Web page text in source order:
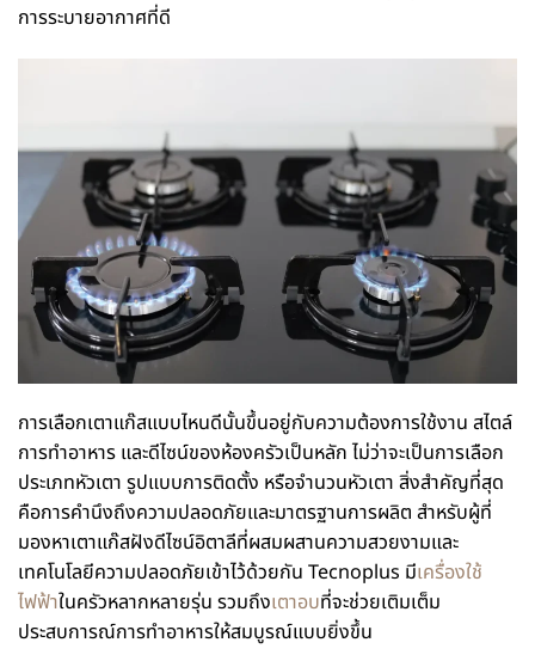
การระบายอากาศที่ดี
การเลือกเตาแก๊สแบบไหนดีนั้นขึ้นอยู่กับความต้องการใช้งาน สไตล์
การทำอาหาร และดีไซน์ของห้องครัวเป็นหลัก ไม่ว่าจะเป็นการเลือก
ประเภทหัวเตา รูปแบบการติดตั้ง หรือจำนวนหัวเตา สิ่งสำคัญที่สุด
คือการคำนึงถึงความปลอดภัยและมาตรฐานการผลิต สำหรับผู้ที่
มองหาเตาแก๊สฝังดีไซน์อิตาลีที่ผสมผสานความสวยงามและ
เทคโนโลยีความปลอดภัยเข้าไว้ด้วยกัน Tecnoplus มีเครื่องใช้
ไฟฟ้าในครัวหลากหลายรุ่น รวมถึงเตาอบที่จะช่วยเติมเต็ม
ประสบการณ์การทำอาหารให้สมบูรณ์แบบยิ่งขึ้น